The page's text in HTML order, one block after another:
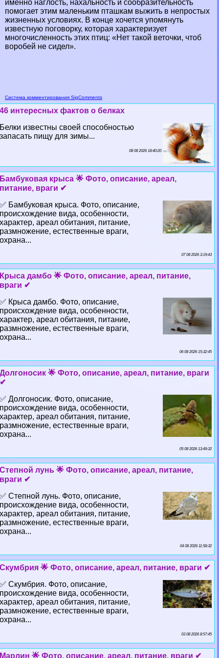
именно наглость, нахальность и сообразительность
помогает этим маленьким пташкам выжить в непростых
жизненных условиях. В конце хочется упомянуть
известную поговорку, которая хаpaктеризует
многочисленность этих птиц: «Нет такой веточки, чтоб
воробей не сидел».
Система комментирования SigComments
46 интересных фактов о белках
Белки известны своей способностью
запасать пищу для зимы...
08 08 2026 18:40:20
Бамбуковая крыса 🌟 Фото, описание, ареал,
питание, враги ✔
✅ Бамбуковая крыса. Фото, описание,
происхождение вида, особенности,
хаpaктер, ареал обитания, питание,
размножение, естественные враги,
охрана...
07 08 2026 3:19:43
Крыса дамбо 🌟 Фото, описание, ареал, питание,
враги ✔
✅ Крыса дамбо. Фото, описание,
происхождение вида, особенности,
хаpaктер, ареал обитания, питание,
размножение, естественные враги,
охрана...
06 08 2026 15:32:45
Долгоносик 🌟 Фото, описание, ареал, питание, враги
✔
✅ Долгоносик. Фото, описание,
происхождение вида, особенности,
хаpaктер, ареал обитания, питание,
размножение, естественные враги,
охрана...
05 08 2026 13:49:32
Степной лунь 🌟 Фото, описание, ареал, питание,
враги ✔
✅ Степной лунь. Фото, описание,
происхождение вида, особенности,
хаpaктер, ареал обитания, питание,
размножение, естественные враги,
охрана...
04 08 2026 11:58:32
Скумбрия 🌟 Фото, описание, ареал, питание, враги ✔
✅ Скумбрия. Фото, описание,
происхождение вида, особенности,
хаpaктер, ареал обитания, питание,
размножение, естественные враги,
охрана...
03 08 2026 8:57:45
Марлин 🌟 Фото, описание, ареал, питание, враги ✔